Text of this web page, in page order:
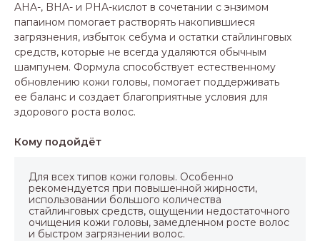
AHA-, BHA- и PHA-кислот в сочетании с энзимом
папаином помогает растворять накопившиеся
загрязнения, избыток себума и остатки стайлинговых
средств, которые не всегда удаляются обычным
шампунем. Формула способствует естественному
обновлению кожи головы, помогает поддерживать
ее баланс и создает благоприятные условия для
здорового роста волос.
Кому подойдёт
Для всех типов кожи головы. Особенно
рекомендуется при повышенной жирности,
использовании большого количества
стайлинговых средств, ощущении недостаточного
очищения кожи головы, замедленном росте волос
и быстром загрязнении волос.